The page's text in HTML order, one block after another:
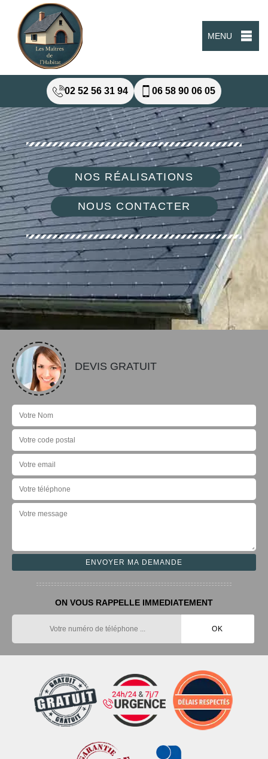
MENU
02 52 56 31 94 06 58 90 06 05
NOS RÉALISATIONS
NOUS CONTACTER
DEVIS GRATUIT
ON VOUS RAPPELLE IMMEDIATEMENT